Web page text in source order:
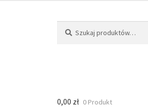
0,00 zł 0 Produkt